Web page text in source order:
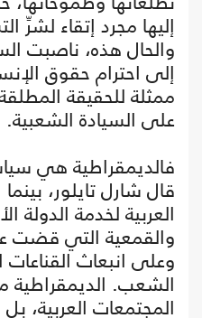
إليها مجرد إتقاء لشرِّ
والحال هذه، ناصبت
إلى احترام حقوق
ممثلة للحقيقة
على السيادة الشعبية.
فالديمقراطية هي
قال شارل تايلور،
العربية لخدمة الدولة
والقمعية التي قضت
وعلى انبعاث
الشعب.
المجتمعات العربية،